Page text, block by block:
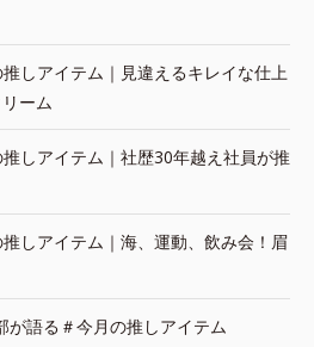
しアイテム｜見違えるキレイな仕上
ーム
しアイテム｜社歴30年越え社員が推
しアイテム｜海、運動、飲み会！眉
が語る＃今月の推しアイテム